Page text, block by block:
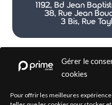
Gérer le
cookies
Pour offrir les meilleures
1192, Bd Jean
38, Rue Jean
3 Bis, Rue
Par